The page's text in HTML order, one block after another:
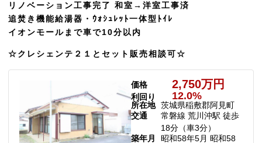
リノベーション工事完了 和室→洋室工事済
追焚き機能給湯器・ｳｫｼｭﾚｯﾄ一体型ﾄｲﾚ
イオンモールまで車で10分以内
☆クレシェンテ２１とセット販売相談可☆
価格 2,750万円
利回り 12.0%
所在地 茨城県稲敷郡阿見町
交通
常磐線 荒川沖駅 徒歩
18分（車3分）
築年月
昭和58年5月 昭和58